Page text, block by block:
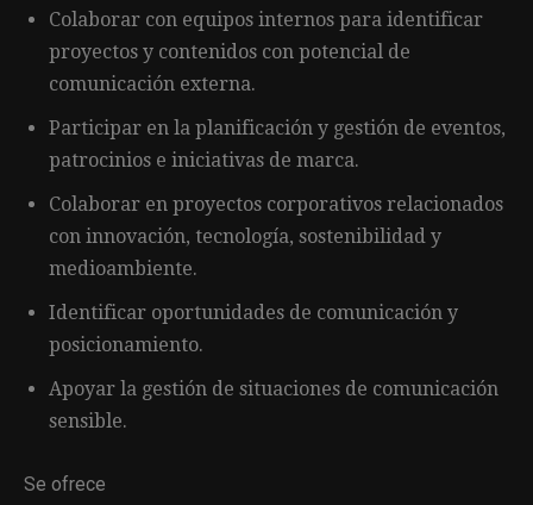
Colaborar con equipos internos para identificar
proyectos y contenidos con potencial de
comunicación externa.
Participar en la planificación y gestión de eventos,
patrocinios e iniciativas de marca.
Colaborar en proyectos corporativos relacionados
con innovación, tecnología, sostenibilidad y
medioambiente.
Identificar oportunidades de comunicación y
posicionamiento.
Apoyar la gestión de situaciones de comunicación
sensible.
Se ofrece